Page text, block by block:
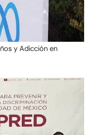
y Adicción en